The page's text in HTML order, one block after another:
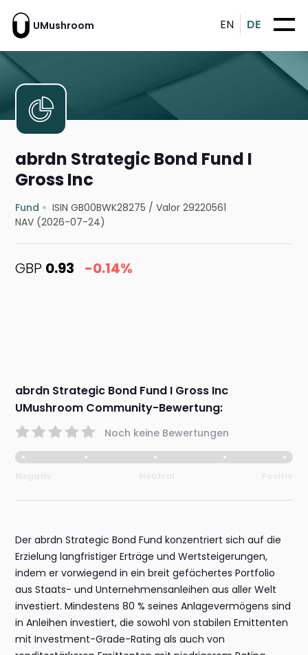
UMushroom EN DE
abrdn Strategic Bond Fund I
Gross Inc
Fund ISIN GB00BWK28275 /Valor 29220561
NAV (2026-07-24)
GBP 0.93 -0.14%
abrdn Strategic Bond Fund I Gross Inc
UMushroom Community-Bewertung:
Noch keine Bewertungen
Der abrdn Strategic Bond Fund konzentriert sich auf die
Erzielung langfristiger Erträge und Wertsteigerungen,
indem er vorwiegend in ein breit gefächertes Portfolio
aus Staats- und Unternehmensanleihen aus aller Welt
investiert. Mindestens 80 % seines Anlagevermögens sind
in Anleihen investiert, die sowohl von stabilen Emittenten
mit Investment-Grade-Rating als auch von